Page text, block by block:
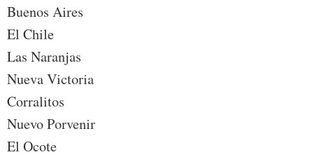
Buenos Aires
El Chile
Las Naranjas
Nueva Victoria
Corralitos
Nuevo Porvenir
El Ocote